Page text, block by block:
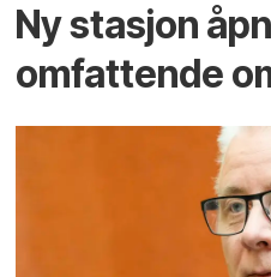
Ny stasjon
omfattende